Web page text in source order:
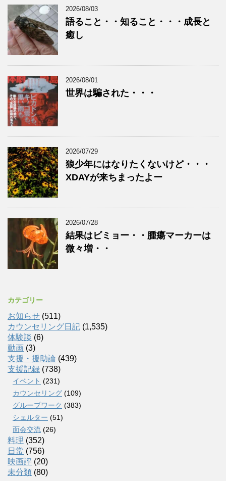
2026/08/03
語ること・・知ること・・・成長と
癒し
2026/08/01
世界は騙された・・・
2026/07/29
狼少年にはなりたくないけど・・・
XDAYが来ちまったよー
2026/07/28
結果はビミョー・・腫瘍マーカーは
微々増・・
カテゴリー
お知らせ (511)
カウンセリング日記 (1,535)
体験談 (6)
動画 (3)
支援・援助論 (439)
支援記録 (738)
イベント (231)
カウンセリング (109)
グループワーク (383)
シェルター (51)
面会交流 (26)
料理 (352)
日常 (756)
映画評 (20)
未分類 (80)